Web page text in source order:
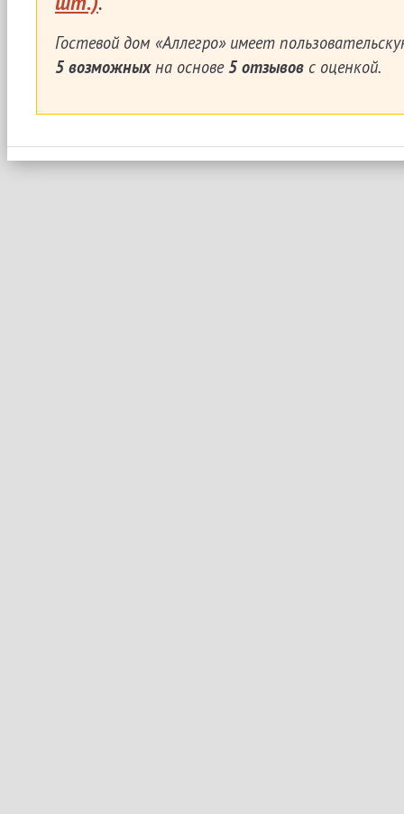
Гостевой дом «Аллегро»имеет
5 возможныхна основе5 отзывов с оценкой.